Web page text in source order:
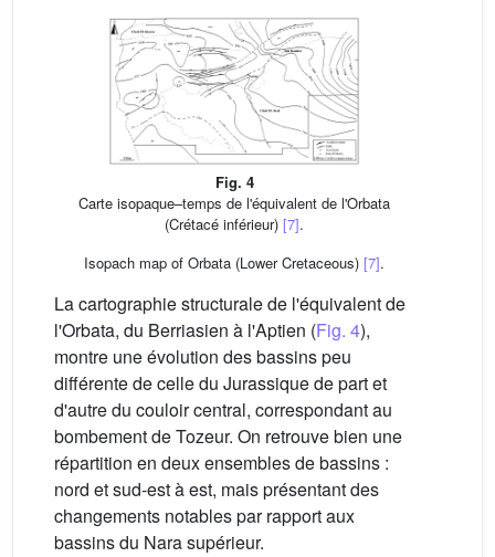
Fig. 4
Carte isopaque–temps de l'équivalent de l'Orbata
(Crétacé inférieur) [7].
Isopach map of Orbata (Lower Cretaceous) [7].
La cartographie structurale de l'équivalent de
l'Orbata, du Berriasien à l'Aptien (Fig. 4),
montre une évolution des bassins peu
différente de celle du Jurassique de part et
d'autre du couloir central, correspondant au
bombement de Tozeur. On retrouve bien une
répartition en deux ensembles de bassins :
nord et sud-est à est, mais présentant des
changements notables par rapport aux
bassins du Nara supérieur.